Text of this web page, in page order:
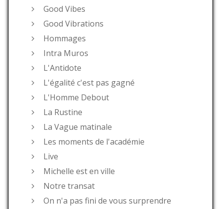
Good Vibes
Good Vibrations
Hommages
Intra Muros
L'Antidote
L'égalité c'est pas gagné
L'Homme Debout
La Rustine
La Vague matinale
Les moments de l'académie
Live
Michelle est en ville
Notre transat
On n'a pas fini de vous surprendre